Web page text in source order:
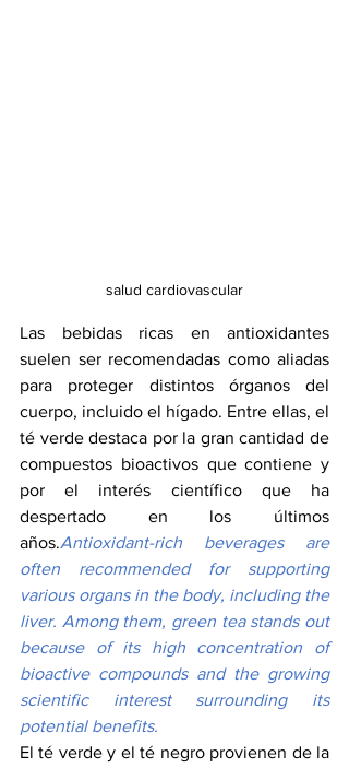
salud cardiovascular
Las bebidas ricas en antioxidantes
suelen ser recomendadas como aliadas
para proteger distintos órganos del
cuerpo, incluido el hígado. Entre ellas, el
té verde destaca por la gran cantidad de
compuestos bioactivos que contiene y
por el interés científico que ha
despertado en los últimos
años.Antioxidant-rich beverages are
often recommended for supporting
various organs in the body, including the
liver. Among them, green tea stands out
because of its high concentration of
bioactive compounds and the growing
scientific interest surrounding its
potential benefits.
El té verde y el té negro provienen de la